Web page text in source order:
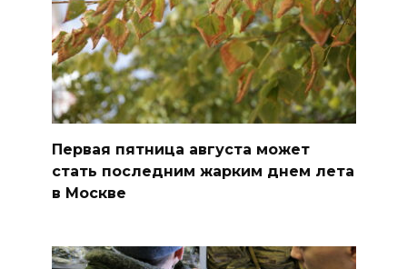
Первая пятница августа может
стать последним жарким днем лета
в Москве